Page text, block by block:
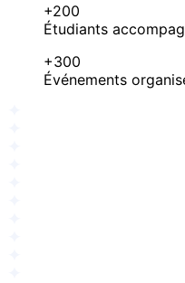
+200
Étudiants
+300
Événements